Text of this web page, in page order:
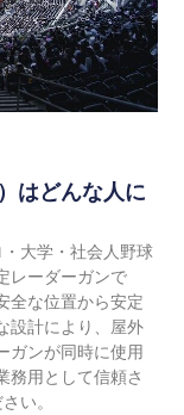
はどんな人に
大学・社会人野球
レーダーガンで
全な位置から安定
設計により、屋外
ガンが同時に使用
務用として信頼さ
い。